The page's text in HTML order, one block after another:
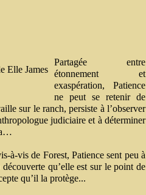
Partagée entre
étonnement et
exaspération, Patience
ne peut se retenir de
sur le ranch, persiste à l’observer
judiciaire et à déterminer
à-vis de Forest, Patience sent peu à
qu’elle est sur le point de
qu’il la protège...